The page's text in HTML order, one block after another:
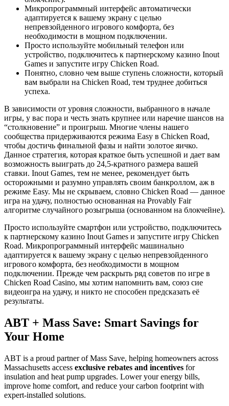
Микропрограммный интерфейс автоматически
адаптируется к вашему экрану с целью
непревзойденного игрового комфорта, без
необходимости в мощном подключении.
Просто используйте мобильный телефон или
устройство, подключитесь к партнерскому казино Inout
Games и запустите игру Chicken Road.
Понятно, словно чем выше ступень сложности, который
вам выбрали на Chicken Road, тем труднее добиться
успеха.
В зависимости от уровня сложности, выбранного в начале
игры, у вас пора и честь знать крупнее или наречие шансов на
“столкновение” и проигрыш. Многие члены нашего
сообщества придерживаются режима Easy в Chicken Road,
чтобы достичь финальной фазы и найти золотое яичко.
Данное стратегия, которая краткое быть успешной и дает вам
возможность выиграть до 24,5-кратного размера вашей
ставки. Inout Games, тем не менее, рекомендует быть
осторожными и разумно управлять своим банкроллом, аж в
режиме Easy. Мы не скрываем, словно Chicken Road — данное
игра на удачу, полностью основанная на Provably Fair
алгоритме случайного розыгрыша (основанном на блокчейне).
Просто используйте смартфон или устройство, подключитесь
к партнерскому казино Inout Games и запустите игру Chicken
Road. Микропрограммный интерфейс машинально
адаптируется к вашему экрану с целью непревзойденного
игрового комфорта, без необходимости в мощном
подключении. Прежде чем раскрыть ряд советов по игре в
Chicken Road Casino, мы хотим напомнить вам, союз сие
видеоигра на удачу, и никто не способен предсказать её
результаты.
ABT + Mass Save: Smart Savings for
Your Home
ABT is a proud partner of Mass Save, helping homeowners across
Massachusetts access exclusive rebates and incentives for
insulation and heat pump upgrades. Lower your energy bills,
improve home comfort, and reduce your carbon footprint with
expert-installed solutions.